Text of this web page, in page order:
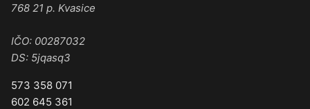
768 21 p. Kvasice
IČO: 00287032
DS: 5jqasq3
573 358 071
602 645 361